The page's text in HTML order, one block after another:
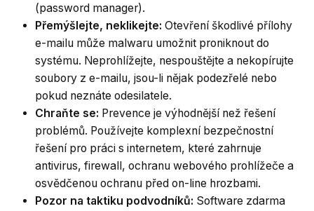
(password manager).
Přemýšlejte, neklikejte: Otevření škodlivé přílohy
e-mailu může malwaru umožnit proniknout do
systému. Neprohlížejte, nespouštějte a nekopírujte
soubory z e-mailu, jsou-li nějak podezřelé nebo
pokud neznáte odesilatele.
Chraňte se: Prevence je výhodnější než řešení
problémů. Používejte komplexní bezpečnostní
řešení pro práci s internetem, které zahrnuje
antivirus, firewall, ochranu webového prohlížeče a
osvědčenou ochranu před on-line hrozbami.
Pozor na taktiku podvodníků: Software zdarma